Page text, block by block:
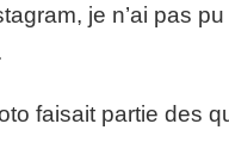
je n’ai pas
faisait partie des